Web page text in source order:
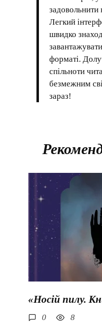
задовольнити
Легкий
швидко
форматі.
спільноти
безмежним
зараз!
«Носій пилу.
0 8